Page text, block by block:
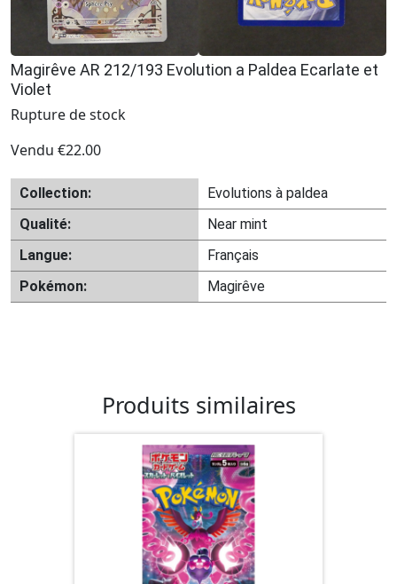
Magirêve AR 212/193 Evolution a Paldea Ecarlate et
Violet
Rupture de stock
Vendu €22.00
Collection:
Evolutions à paldea
Qualité:
Near mint
Langue:
Français
Pokémon:
Magirêve
Produits similaires